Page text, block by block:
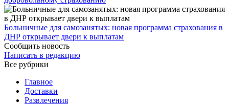
Больничные для самозанятых: новая программа страхования в
ДНР открывает двери к выплатам
Сообщить новость
Написать в редакцию
Все рубрики
Главное
Доставки
Развлечения